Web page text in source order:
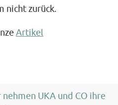
nicht zurück.
Artikel
UKA und CO ihre